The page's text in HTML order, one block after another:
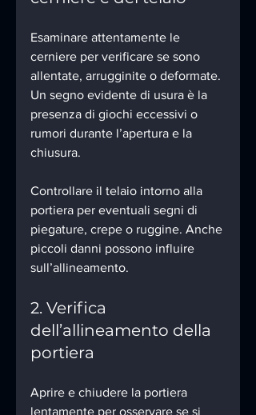
Esaminare attentamente le
cerniere per verificare se sono
allentate, arrugginite o deformate.
Un segno evidente di usura è la
presenza di giochi eccessivi o
rumori durante l’apertura e la
chiusura.
Controllare il telaio intorno alla
portiera per eventuali segni di
piegature, crepe o ruggine. Anche
piccoli danni possono influire
sull’allineamento.
2. Verifica
dell’allineamento della
portiera
Aprire e chiudere la portiera
lentamente per osservare se si